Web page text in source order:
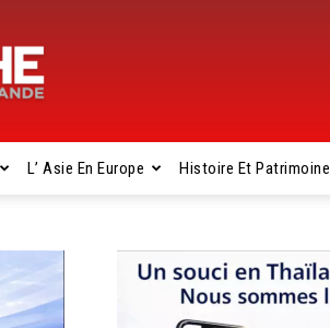
L’ Asie En Europe Histoire Et Patrimoine